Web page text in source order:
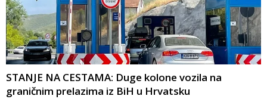
STANJE NA CESTAMA: Duge kolone vozila na
graničnim prelazima iz BiH u Hrvatsku